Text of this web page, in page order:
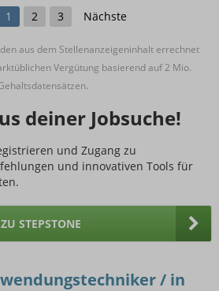
1 2 3 Nächste
aus dem Stellenanzeigeninhalt errechnet
Vergütung basierend auf 2 Mio.
deiner Jobsuche!
und Zugang zu
und innovativen Tools für
STEPSTONE
/ in